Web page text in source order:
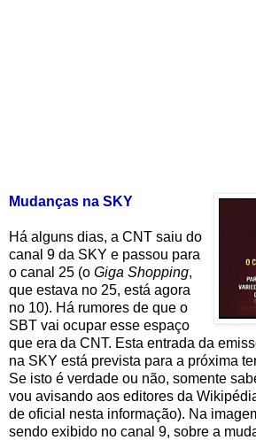
Mudanças na SKY
Há alguns dias, a CNT saiu do
canal 9 da SKY e passou para
o canal 25 (o Giga Shopping,
que estava no 25, está agora
no 10). Há rumores de que o
SBT vai ocupar esse espaço
que era da CNT. Esta entrada da
na SKY está prevista para a próxima
Se isto é verdade ou não, somente
vou avisando aos editores da
de oficial nesta informação). Na
sendo exibido no canal 9, sobre a